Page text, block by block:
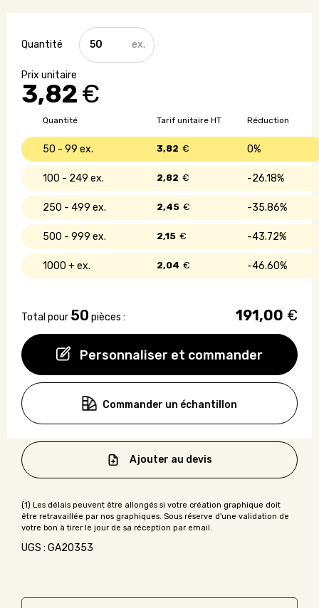
3,82€
Personnaliser et commander
quantité
de
Kit
couture
en
Quantité Réduction
Tarif unitaire HT
50 - 99 0%
3,82 €
100 - 249 26.18%
2,82 €
250 - 499 35.86%
2,45 €
500 - 999 43.72%
2,15 €
1000 + 46.60%
2,04 €
Total pour 50 pièces : 191,00 €
Commander un échantillon
Ajouter au devis
UGS : GA20353